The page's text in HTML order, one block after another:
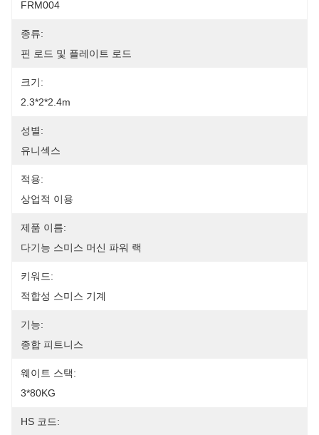
FRM004
종류:
핀 로드 및 플레이트 로드
크기:
2.3*2*2.4m
성별:
유니섹스
적용:
상업적 이용
제품 이름:
다기능 스미스 머신 파워 랙
키워드:
적합성 스미스 기계
기능:
종합 피트니스
웨이트 스택:
3*80KG
HS 코드: